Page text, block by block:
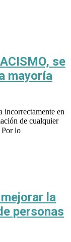
se
mayoría
en
de cualquier
Por lo
la
personas